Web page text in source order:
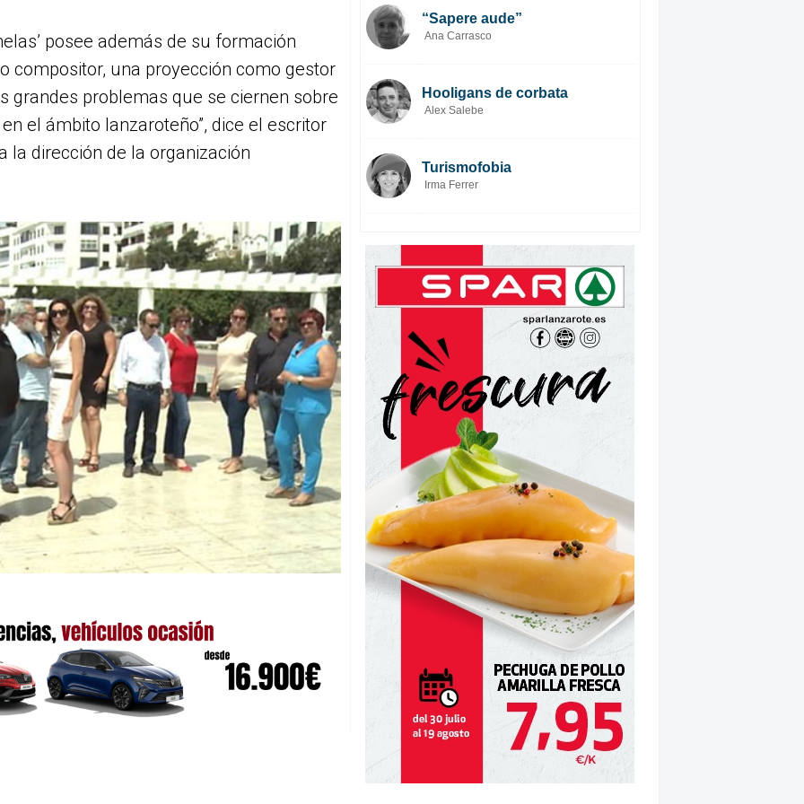
posee además de su formación
compositor, una proyección como gestor
grandes problemas que se ciernen sobre
el ámbito lanzaroteño”, dice el escritor
la dirección de la organización
“Sapere aude”
Ana Carrasco
Hooligans de corbata
Alex Salebe
Turismofobia
Irma Ferrer